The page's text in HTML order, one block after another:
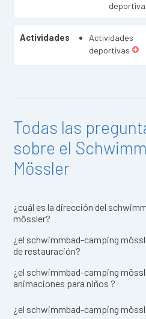
Actividades
Actividades
deportivas
Todas las
sobre el
Mössler
¿cuál es la dirección del
mössler?
¿el schwimmbad-camping
de restauración?
¿el schwimmbad-camping
animaciones para niños ?
¿el schwimmbad-camping